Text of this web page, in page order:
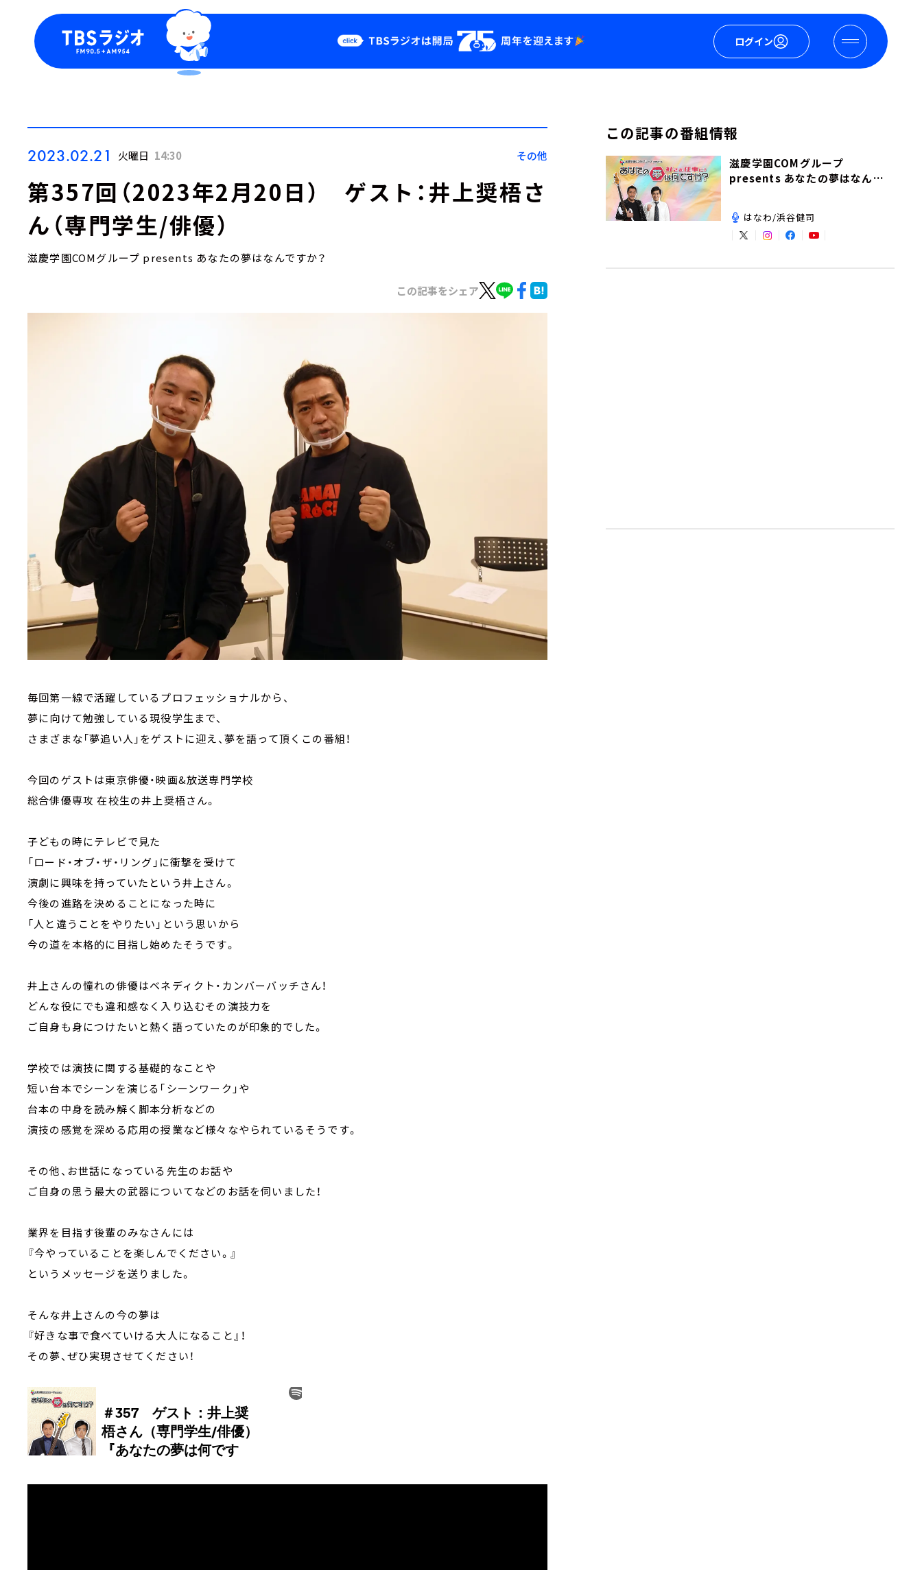
ログイン
Podcast
YouTube
2023.02.21 火曜日 14:30 その他
第357回（2023年2月20日） ゲスト：井上奨梧さ
ん（専門学生/俳優）
滋慶学園COMグループ presents あなたの夢はなんですか？
この記事をシェア
毎回第一線で活躍しているプロフェッショナルから、
夢に向けて勉強している現役学生まで、
さまざまな「夢追い人」をゲストに迎え、夢を語って頂くこの番組！
今回のゲストは東京俳優・映画&放送専門学校
総合俳優専攻 在校生の井上奨梧さん。
子どもの時にテレビで見た
「ロード・オブ・ザ・リング」に衝撃を受けて
演劇に興味を持っていたという井上さん。
今後の進路を決めることになった時に
「人と違うことをやりたい」という思いから
今の道を本格的に目指し始めたそうです。
井上さんの憧れの俳優はベネディクト・カンバーバッチさん！
どんな役にでも違和感なく入り込むその演技力を
ご自身も身につけたいと熱く語っていたのが印象的でした。
学校では演技に関する基礎的なことや
短い台本でシーンを演じる｢シーンワーク｣や
台本の中身を読み解く脚本分析などの
演技の感覚を深める応用の授業など様々なやられているそうです。
その他、お世話になっている先生のお話や
ご自身の思う最大の武器についてなどのお話を伺いました！
業界を目指す後輩のみなさんには
『今やっていることを楽しんでください。』
というメッセージを送りました。
そんな井上さんの今の夢は
『好きな事で食べていける大人になること』！
その夢、ぜひ実現させてください！
この記事の番組情報
滋慶学園COMグループ
presents あなたの夢はなんで
はなわ/浜谷健司